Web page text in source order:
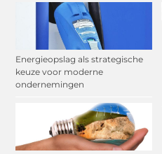
Energieopslag als strategische
keuze voor moderne
ondernemingen